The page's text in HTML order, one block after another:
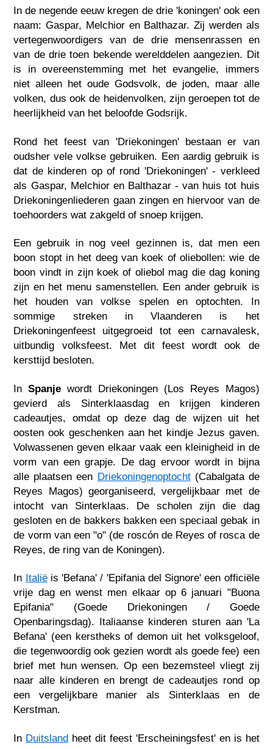
In de negende eeuw kregen de drie 'koningen' ook een
naam: Gaspar, Melchior en Balthazar. Zij werden als
vertegenwoordigers van de drie mensenrassen en
van de drie toen bekende werelddelen aangezien. Dit
is in overeenstemming met het evangelie, immers
niet alleen het oude Godsvolk, de joden, maar alle
volken, dus ook de heidenvolken, zijn geroepen tot de
heerlijkheid van het beloofde Godsrijk.
Rond het feest van 'Driekoningen' bestaan er van
oudsher vele volkse gebruiken. Een aardig gebruik is
dat de kinderen op of rond 'Driekoningen' - verkleed
als Gaspar, Melchior en Balthazar - van huis tot huis
Driekoningenliederen gaan zingen en hiervoor van de
toehoorders wat zakgeld of snoep krijgen.
Een gebruik in nog veel gezinnen is, dat men een
boon stopt in het deeg van koek of oliebollen: wie de
boon vindt in zijn koek of oliebol mag die dag koning
zijn en het menu samenstellen. Een ander gebruik is
het houden van volkse spelen en optochten. In
sommige streken in Vlaanderen is het
Driekoningenfeest uitgegroeid tot een carnavalesk,
uitbundig volksfeest. Met dit feest wordt ook de
kersttijd besloten.
InSpanje wordt Driekoningen (Los Reyes Magos)
gevierd als Sinterklaasdag en krijgen kinderen
cadeautjes, omdat op deze dag de wijzen uit het
oosten ook geschenken aan het kindje Jezus gaven.
Volwassenen geven elkaar vaak een kleinigheid in de
vorm van een grapje. De dag ervoor wordt in bijna
alle plaatsen een Driekoningenoptocht(Cabalgata de
Reyes Magos) georganiseerd, vergelijkbaar met de
intocht van Sinterklaas. De scholen zijn die dag
gesloten en de bakkers bakken een speciaal gebak in
de vorm van een "o" (de roscón de Reyes of rosca de
Reyes, de ring van de Koningen).
In Italiëis 'Befana' / 'Epifania del Signore' een officiële
vrije dag en wenst men elkaar op 6 januari "Buona
Epifania" (Goede Driekoningen / Goede
Openbaringsdag). Italiaanse kinderen sturen aan 'La
Befana' (een kerstheks of demon uit het volksgeloof,
die tegenwoordig ook gezien wordt als goede fee) een
brief met hun wensen. Op een bezemsteel vliegt zij
naar alle kinderen en brengt de cadeautjes rond op
een vergelijkbare manier als Sinterklaas en de
Kerstman.
In Duitsland heet dit feest 'Erscheiningsfest' en is het